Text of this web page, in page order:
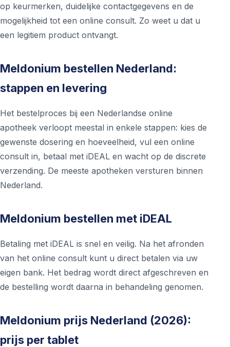
op keurmerken, duidelijke contactgegevens en de
mogelijkheid tot een online consult. Zo weet u dat u
een legitiem product ontvangt.
Meldonium bestellen Nederland:
stappen en levering
Het bestelproces bij een Nederlandse online
apotheek verloopt meestal in enkele stappen: kies de
gewenste dosering en hoeveelheid, vul een online
consult in, betaal met iDEAL en wacht op de discrete
verzending. De meeste apotheken versturen binnen
Nederland.
Meldonium bestellen met iDEAL
Betaling met iDEAL is snel en veilig. Na het afronden
van het online consult kunt u direct betalen via uw
eigen bank. Het bedrag wordt direct afgeschreven en
de bestelling wordt daarna in behandeling genomen.
Meldonium prijs Nederland (2026):
prijs per tablet